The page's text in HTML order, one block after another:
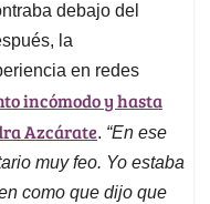
debajo del
la
en redes
incómodo y hasta
Azcárate. “En ese
muy feo. Yo estaba
como que dijo que